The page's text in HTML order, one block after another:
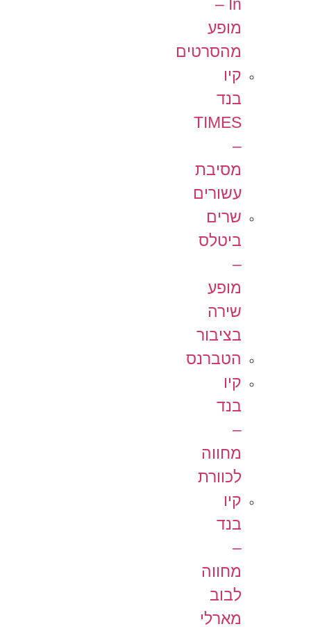
In –
מופע
מהסרטים
קיו
בנד
TIMES
–
מסיבת
עשורים
שרים
ביטלס
–
מופע
שירה
בציבור
הטברנס
קיו
בנד
–
מחווה
לכוורת
קיו
בנד
–
מחווה
לבוב
מארלי